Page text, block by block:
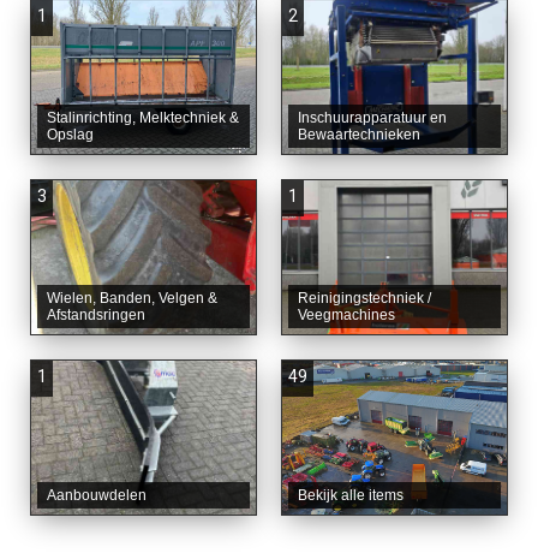
1
Stalinrichting, Melktechniek &
Opslag
2
Inschuurapparatuur en
Bewaartechnieken
3
Wielen, Banden, Velgen &
Afstandsringen
1
Reinigingstechniek /
Veegmachines
1
Aanbouwdelen
49
Bekijk alle items